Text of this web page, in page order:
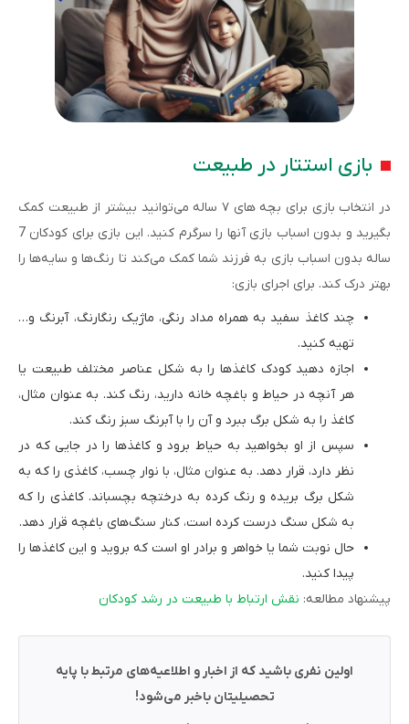
بازی استتار در طبیعت
در انتخاب بازی برای بچه های ۷ ساله می‌توانید بیشتر از طبیعت کمک
بگیرید و بدون اسباب بازی آنها را سرگرم کنید. این بازی برای کودکان 7
ساله بدون اسباب بازی به فرزند شما کمک می‌کند تا رنگ‌ها و سایه‌ها را
بهتر درک کند. برای اجرای بازی:
چند کاغذ سفید به همراه مداد رنگی، ماژیک رنگارنگ، آبرنگ و…
تهیه کنید.
اجازه دهید کودک کاغذها را به شکل عناصر مختلف طبیعت یا
هر آنچه در حیاط و باغچه خانه دارید، رنگ کند. به عنوان مثال،
کاغذ را به شکل برگ ببرد و آن را با آبرنگ سبز رنگ کند.
سپس از او بخواهید به حیاط برود و کاغذها را در جایی که در
نظر دارد، قرار دهد. به عنوان مثال، با نوار چسب، کاغذی را که به
شکل برگ بریده و رنگ کرده به درختچه بچسباند. کاغذی را که
به شکل سنگ درست کرده است، کنار سنگ‌های باغچه قرار دهد.
حال نوبت شما یا خواهر و برادر او است که بروید و این کاغذها را
پیدا کنید.
پیشنهاد مطالعه: نقش ارتباط با طبیعت در رشد کودکان
اولین نفری باشید که از اخبار و اطلاعیه‌های مرتبط با پایه
تحصیلیتان باخبر می‌شود!